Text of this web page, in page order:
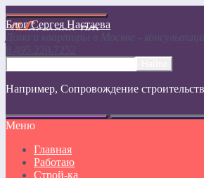
Блог Сергея Настаева
Дома и квартиры в Москве -
8.495.220.7252
Например, Сопровождение
Меню
Главная
Работаю
Строй-ка